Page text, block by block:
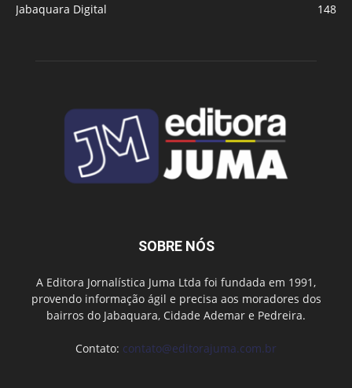
Jabaquara Digital
148
SOBRE NÓS
A Editora Jornalística Juma Ltda foi fundada em 1991,
provendo informação ágil e precisa aos moradores dos
bairros do Jabaquara, Cidade Ademar e Pedreira.
Contato: contato@editorajuma.com.br